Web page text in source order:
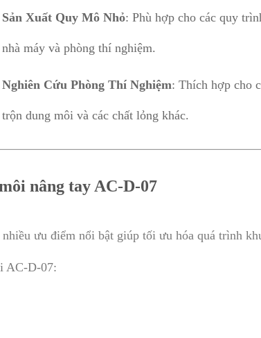
Sản Xuất Quy Mô Nhỏ: Phù hợp cho các quy
nhà máy và phòng thí nghiệm.
Nghiên Cứu Phòng Thí Nghiệm: Thích hợp cho
trộn dung môi và các chất lỏng khác.
nâng tay AC-D-07
ưu điểm nổi bật giúp tối ưu hóa quá trình
AC-D-07: